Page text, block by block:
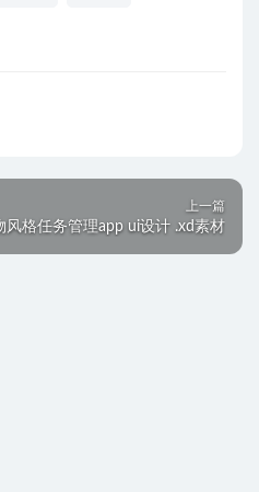
上一篇
风格任务管理app ui设计 .xd素材